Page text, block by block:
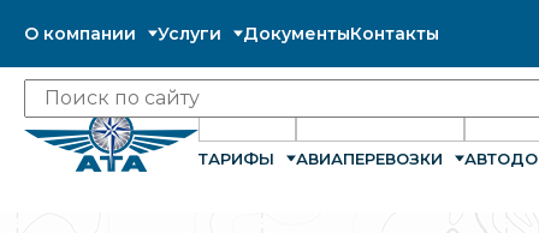
О компании Услуги ДокументыКонтакты
ТАРИФЫ АВИАПЕРЕВОЗКИ